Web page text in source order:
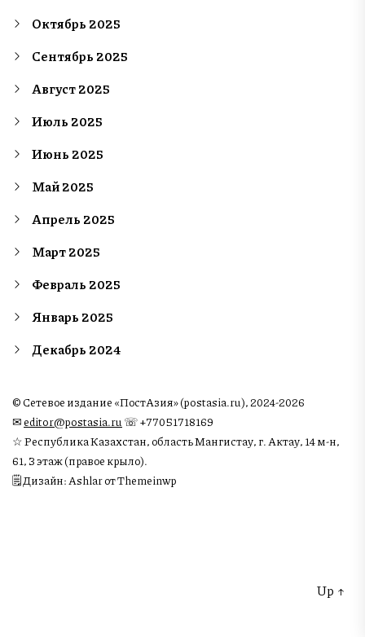
Октябрь 2025
Сентябрь 2025
Август 2025
Июль 2025
Июнь 2025
Май 2025
Апрель 2025
Март 2025
Февраль 2025
Январь 2025
Декабрь 2024
© Сетевое издание «ПостАзия» (postasia.ru), 2024-2026
✉︎editor@postasia.ru ☏ +77051718169
☆ Республика Казахстан, область Мангистау, г. Актау, 14 м-н,
61, 3 этаж (правое крыло).
🗒 Дизайн: Ashlar от Themeinwp
Up ↑